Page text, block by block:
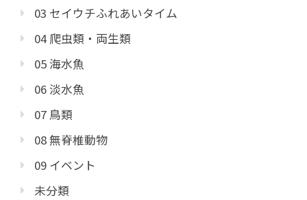
03 セイウチふれあいタイム
04 爬虫類・両生類
05 海水魚
06 淡水魚
07 鳥類
08 無脊椎動物
09 イベント
未分類